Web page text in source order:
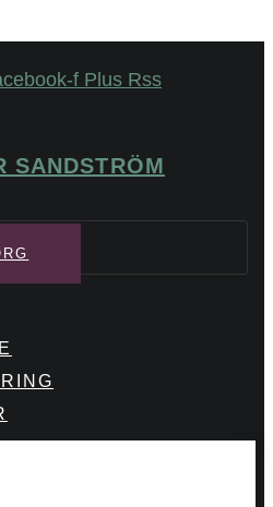
f Plus Rss
SANDSTRÖM